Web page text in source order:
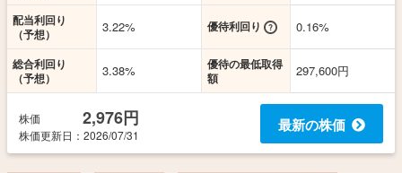
配当利回り
（予想）
3.22% 優待利回り 0.16%
総合利回り
（予想）
3.38%
優待の最低取得
額
297,600円
株価 2,976円
株価更新日 ：2026/07/31
最新の株価